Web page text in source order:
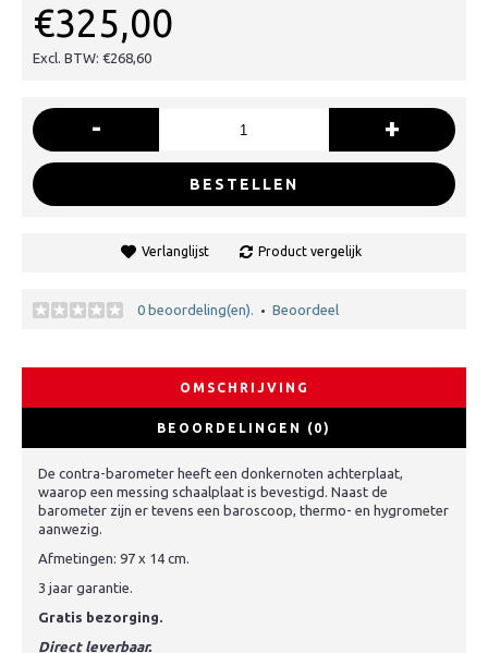
€325,00
Excl. BTW: €268,60
- +
BESTELLEN
Verlanglijst Product vergelijk
0 beoordeling(en). • Beoordeel
OMSCHRIJVING
BEOORDELINGEN (0)
De contra-barometer heeft een donkernoten achterplaat,
waarop een messing schaalplaat is bevestigd. Naast de
barometer zijn er tevens een baroscoop, thermo- en hygrometer
aanwezig.
Afmetingen: 97 x 14 cm.
3 jaar garantie.
Gratis bezorging.
Direct leverbaar.